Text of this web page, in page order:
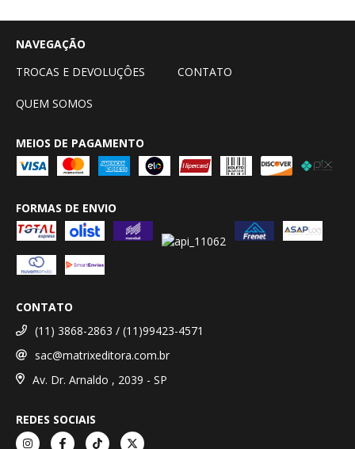
NAVEGAÇÃO
TROCAS E DEVOLUÇÔES
CONTATO
QUEM SOMOS
MEIOS DE PAGAMENTO
FORMAS DE ENVIO
CONTATO
(11) 3868-2863 / (11)99423-4571
sac@matrixeditora.com.br
Av. Dr. Arnaldo , 2039 - SP
REDES SOCIAIS